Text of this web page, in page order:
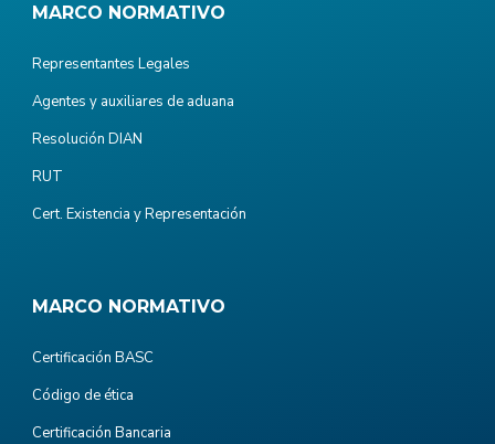
MARCO NORMATIVO
Representantes Legales
Agentes y auxiliares de aduana
Resolución DIAN
RUT
Cert. Existencia y Representación
MARCO NORMATIVO
Certificación BASC
Código de ética
Certificación Bancaria